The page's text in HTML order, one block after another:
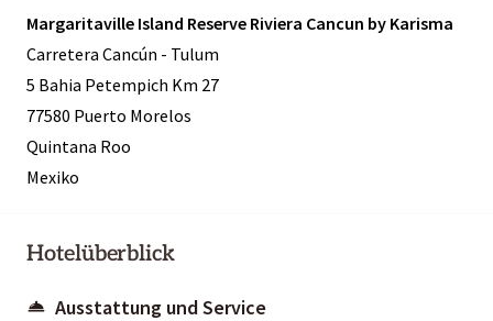
Margaritaville Island Reserve Riviera Cancun by Karisma
Carretera Cancún - Tulum
5 Bahia Petempich Km 27
77580 Puerto Morelos
Quintana Roo
Mexiko
Hotelüberblick
Ausstattung und Service